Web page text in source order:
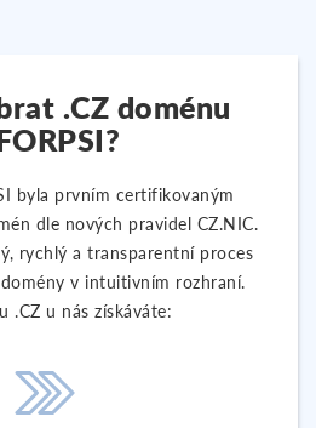
.CZ doménu
byla prvním certifikovaným
dle nových pravidel CZ.NIC.
rychlý a transparentní proces
v intuitivním rozhraní.
.CZ u nás získáváte: